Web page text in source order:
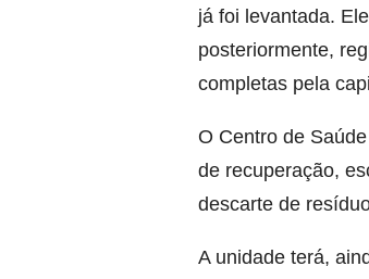
já foi levantada.
posteriormente,
completas pela
O Centro de
de recuperação,
descarte de
A unidade terá,